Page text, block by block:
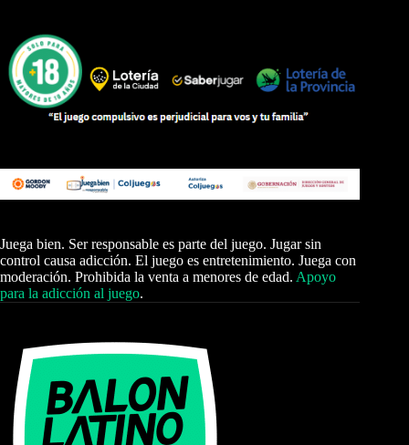
Juega bien. Ser responsable es parte del juego. Jugar sin
control causa adicción. El juego es entretenimiento. Juega con
moderación. Prohibida la venta a menores de edad. Apoyo
para la adicción al juego.